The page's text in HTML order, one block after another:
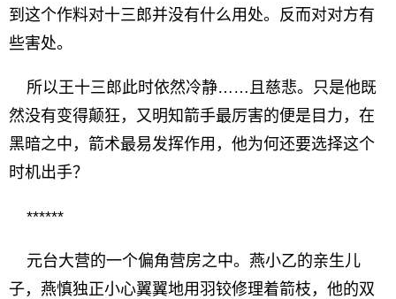
到这个作料对十三郎并没有什么用处。反而对对方有
些害处。
所以王十三郎此时依然冷静……且慈悲。只是他既
然没有变得颠狂，又明知箭手最厉害的便是目力，在
黑暗之中，箭术最易发挥作用，他为何还要选择这个
时机出手？
******
元台大营的一个偏角营房之中。燕小乙的亲生儿
子，燕慎独正小心翼翼地用羽铰修理着箭枝，他的双